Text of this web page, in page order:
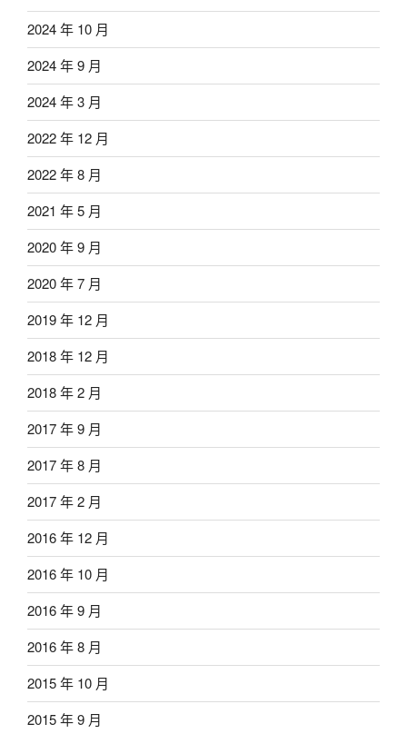
2024 年 10 月
2024 年 9 月
2024 年 3 月
2022 年 12 月
2022 年 8 月
2021 年 5 月
2020 年 9 月
2020 年 7 月
2019 年 12 月
2018 年 12 月
2018 年 2 月
2017 年 9 月
2017 年 8 月
2017 年 2 月
2016 年 12 月
2016 年 10 月
2016 年 9 月
2016 年 8 月
2015 年 10 月
2015 年 9 月